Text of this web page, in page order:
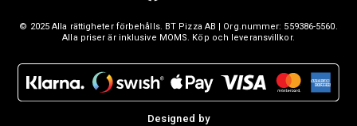
© 2025 Alla rättigheter förbehålls. BT Pizza AB | Org.nummer: 559386-5560.
Alla priser är inklusive MOMS. Köp och leveransvillkor.
Designed by